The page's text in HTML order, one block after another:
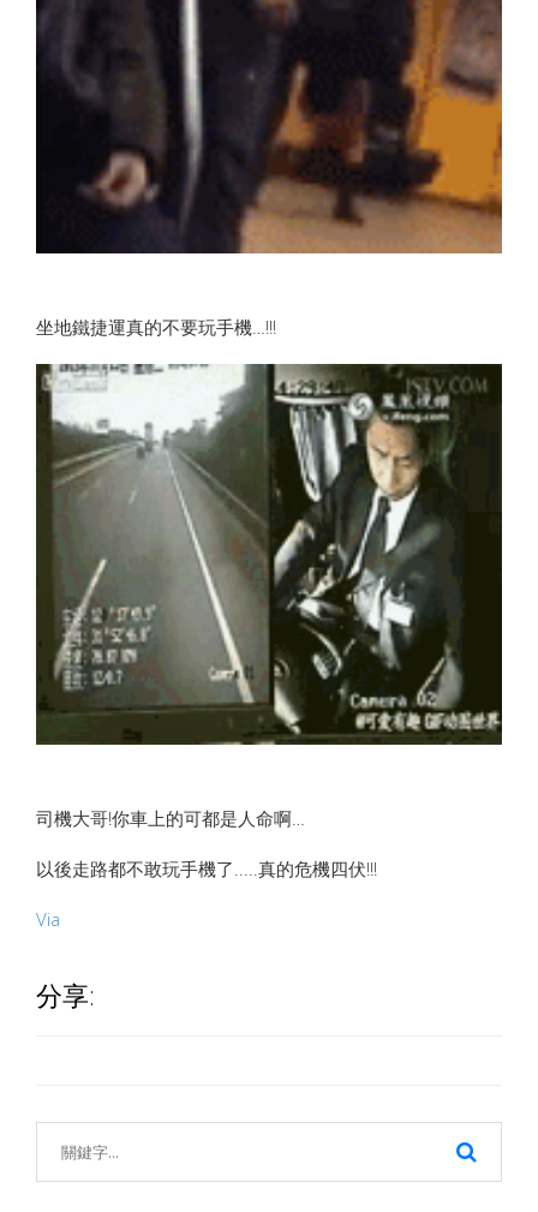
坐地鐵捷運真的不要玩手機…!!!
司機大哥!你車上的可都是人命啊…
以後走路都不敢玩手機了.....真的危機四伏!!!
Via
分享: